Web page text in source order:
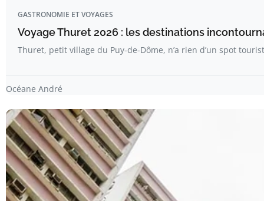
GASTRONOMIE ET VOYAGES
Voyage Thuret 2026 : les destinations
Thuret, petit village du Puy-de-Dôme, n’a rien d’un spot
Océane André